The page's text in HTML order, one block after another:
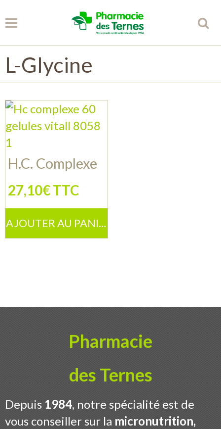
Panier
Votre compte
Accueil
Spécificités
Conseils
Partenaires
Librairie
L-Glycine
H.C. Complexe
27,10€ TTC
AJOUTER AU PANIER
Pharmacie
des Ternes
Depuis 1984, notre spécialité est de
vous conseiller sur la micronutrition,